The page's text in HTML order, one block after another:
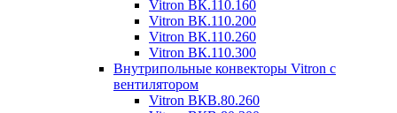
Vitron ВК.110.160
Vitron ВК.110.200
Vitron ВК.110.260
Vitron ВК.110.300
Внутрипольные конвекторы Vitron с
вентилятором
Vitron ВКВ.80.260